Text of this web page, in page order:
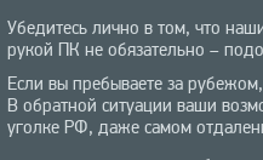
Убедитесь лично в том, что
рукой ПК не обязательно –
Если вы пребываете за
В обратной ситуации ваши
уголке РФ, даже самом